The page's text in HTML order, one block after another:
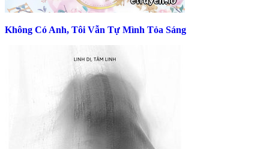
Không Có Anh, Tôi Vẫn Tự Mình Tỏa Sáng